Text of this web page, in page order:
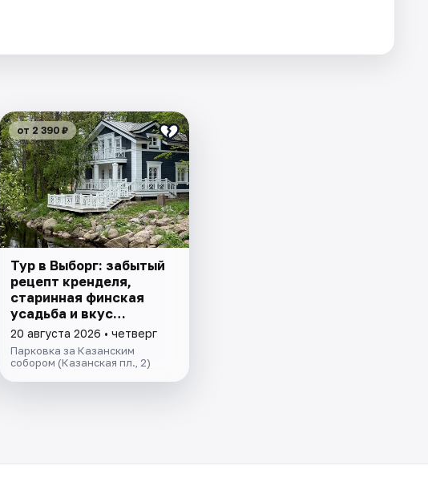
от 2 390 ₽
Тур в Выборг: забытый
рецепт кренделя,
старинная финская
усадьба и вкус
настоящего живого
пива
20 августа 2026 • четверг
Парковка за Казанским
собором (Казанская пл., 2)